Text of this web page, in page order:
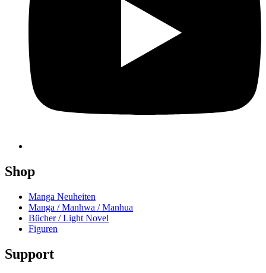
Shop
Manga Neuheiten
Manga / Manhwa / Manhua
Bücher / Light Novel
Figuren
Support